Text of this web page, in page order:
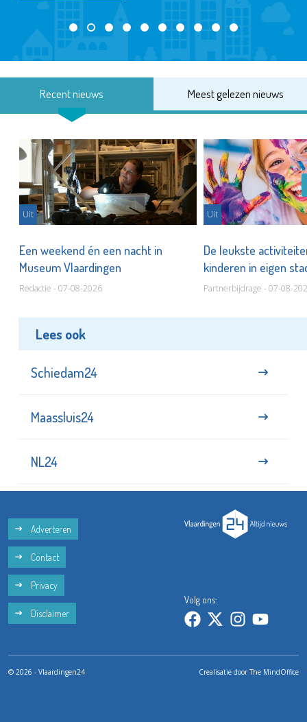
Recent nieuws Meest gelezen nieuws
Uit
Een weekend én een nacht in
Museum Vlaardingen
Redactie - 07-08-2026
Uit
De leukste
kinderen in eigen
Partnerbijdrage - 07-08-
Lees ook
Schiedam24
Maassluis24
NL24
Adverteren
Contact
Privacy
Disclaimer
Volg ons:
© 2026 - Vlaardingen24 Crealisatie doorThe MindOffice